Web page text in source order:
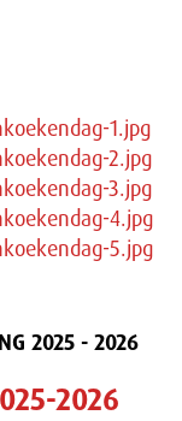
1.jpg
2.jpg
3.jpg
4.jpg
5.jpg
2025 - 2026
2026